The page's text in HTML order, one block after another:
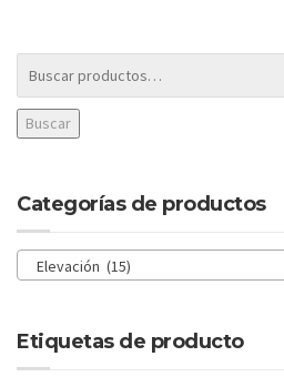
Buscar
Categorías de productos
Elevación (15)
Etiquetas de producto